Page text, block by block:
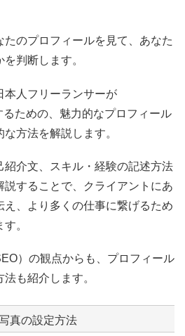
たのプロフィールを見て、あなた
判断します。
本人フリーランサーが
るための、魅力的なプロフィール
方法を解説します。
紹介文、スキル・経験の記述方法
説することで、クライアントにあ
え、より多くの仕事に繋げるため
。
）の観点からも、プロフィール
も紹介します。
真の設定方法